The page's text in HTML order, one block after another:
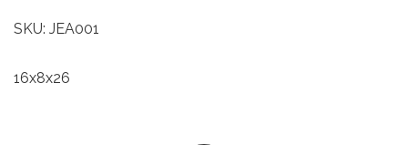
SKU: JEA001
16x8x26